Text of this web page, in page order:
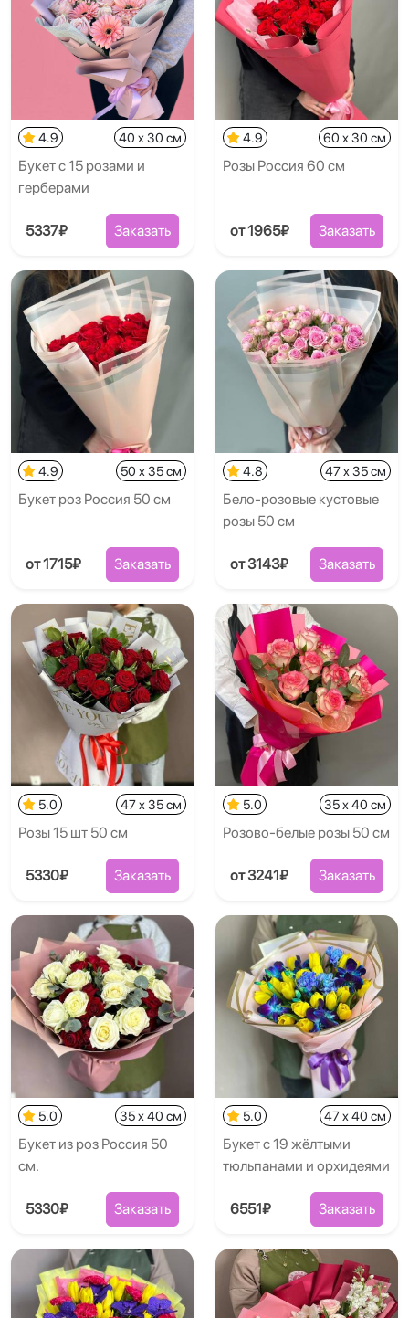
4.9 40 x 30 см
Букет с 15 розами и
герберами
5337₽ Заказать
4.9 60 x 30 см
Розы Россия 60 см
от 1965₽ Заказать
4.9 50 x 35 см
Букет роз Россия 50 см
от 1715₽ Заказать
4.8 47 x 35 см
Бело-розовые кустовые
розы 50 см
от 3143₽ Заказать
5.0 47 x 35 см
Розы 15 шт 50 см
5330₽ Заказать
5.0 35 x 40 см
Розово-белые розы 50 см
от 3241₽ Заказать
5.0 35 x 40 см
Букет из роз Россия 50
см.
5330₽ Заказать
5.0 47 x 40 см
Букет с 19 жёлтыми
тюльпанами и орхидеями
6551₽ Заказать